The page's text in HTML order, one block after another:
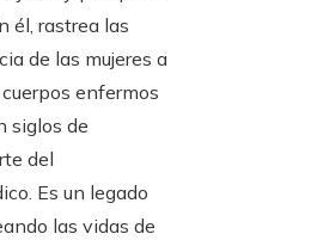
él, rastrea las
de las mujeres a
enfermos
siglos de
del
Es un legado
las vidas de